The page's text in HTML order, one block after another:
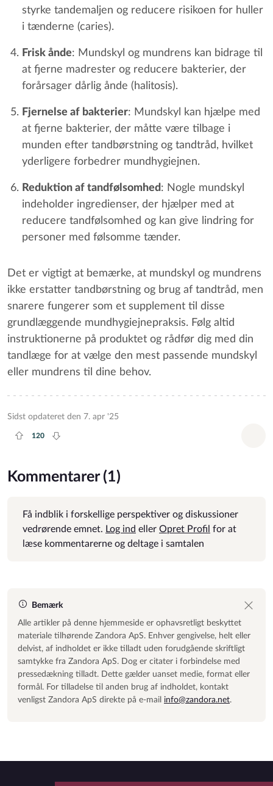
styrke tandemaljen og reducere risikoen for huller
i tænderne (caries).
Frisk ånde: Mundskyl og mundrens kan bidrage til
at fjerne madrester og reducere bakterier, der
forårsager dårlig ånde (halitosis).
Fjernelse af bakterier: Mundskyl kan hjælpe med
at fjerne bakterier, der måtte være tilbage i
munden efter tandbørstning og tandtråd, hvilket
yderligere forbedrer mundhygiejnen.
Reduktion af tandfølsomhed: Nogle mundskyl
indeholder ingredienser, der hjælper med at
reducere tandfølsomhed og kan give lindring for
personer med følsomme tænder.
Det er vigtigt at bemærke, at mundskyl og mundrens
ikke erstatter tandbørstning og brug af tandtråd, men
snarere fungerer som et supplement til disse
grundlæggende mundhygiejnepraksis. Følg altid
instruktionerne på produktet og rådfør dig med din
tandlæge for at vælge den mest passende mundskyl
eller mundrens til dine behov.
Sidst opdateret den 7. apr '25
Plus rate
120
Minus rate
Kommentarer (1)
Få indblik i forskellige perspektiver og diskussioner
vedrørende emnet. Log ind eller Opret Profil for at
læse kommentarerne og deltage i samtalen
Bemærk
Alle artikler på denne hjemmeside er ophavsretligt beskyttet
materiale tilhørende Zandora ApS. Enhver gengivelse, helt eller
delvist, af indholdet er ikke tilladt uden forudgående skriftligt
samtykke fra Zandora ApS. Dog er citater i forbindelse med
pressedækning tilladt. Dette gælder uanset medie, format eller
formål. For tilladelse til anden brug af indholdet, kontakt
venligst Zandora ApS direkte på e-mail info@zandora.net.